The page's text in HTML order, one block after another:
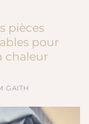
pièces
pour
chaleur
GAITH